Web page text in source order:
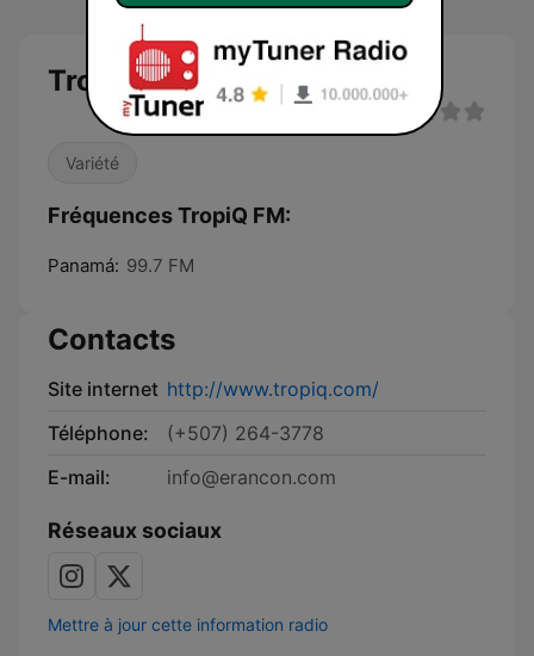
TropiQ FM
Variété
Fréquences TropiQ FM:
Panamá: 99.7 FM
Contacts
Site internet http://www.tropiq.com/
Téléphone:
(+507) 264-3778
E-mail:
info@erancon.com
Réseaux sociaux
Mettre à jour cette information radio